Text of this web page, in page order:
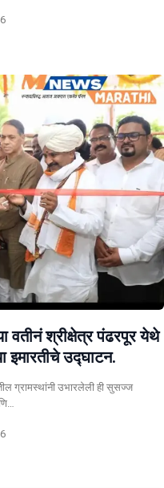
वतीनं श्रीक्षेत्र पंढरपूर येथे
इमारतीचे उद्घाटन.
ग्रामस्थांनी उभारलेली ही सुसज्ज